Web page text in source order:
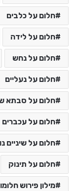
חלום על כלבים
חלום על לידה
חלום על נחש
חלום על נעליים
חלום על סבתא
חלום על עכברים
חלום על שיניים
חלום על תינוק
מילון פירוש